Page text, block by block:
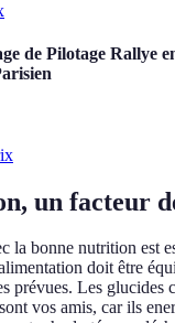
de Pilotage Rallye
un facteur
la bonne nutrition est
doit être
prévues. Les glucides
vos amis, car ils